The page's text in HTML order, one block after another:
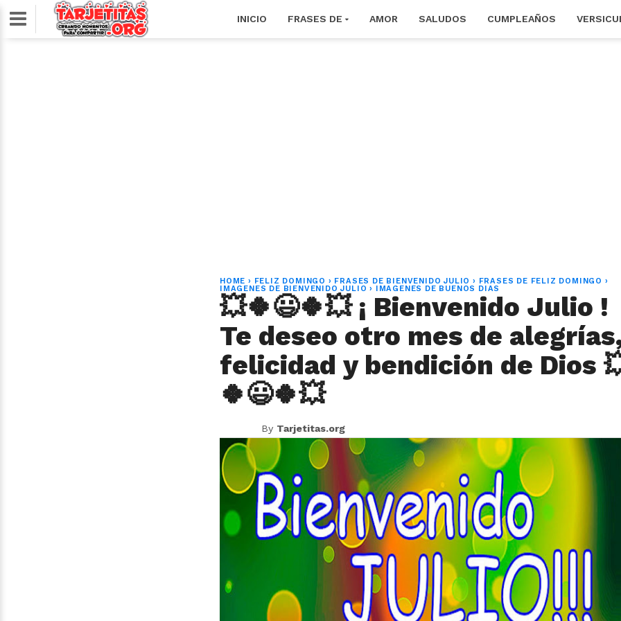
INICIO FRASES DE AMOR SALUDOS CUMPLEAÑOS
HOME › FELIZ DOMINGO › FRASES DE BIENVENIDO JULIO › FRASES DE FELIZ DOMINGO ›
IMAGENES DE BIENVENIDO JULIO › IMAGENES DE BUENOS DIAS
💥🍀😃🍀💥 ¡ Bienvenido Julio !
Te deseo otro mes de
felicidad y bendición de Dios
🍀😃🍀💥
By Tarjetitas.org